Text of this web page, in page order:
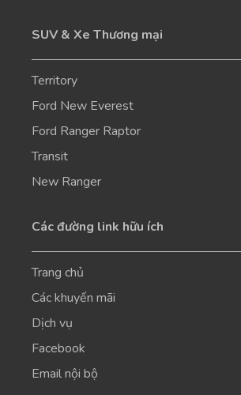
SUV & Xe Thương mại
Territory
Ford New Everest
Ford Ranger Raptor
Transit
New Ranger
Các đường link hữu ích
Trang chủ
Các khuyến mãi
Dịch vụ
Facebook
Email nội bộ